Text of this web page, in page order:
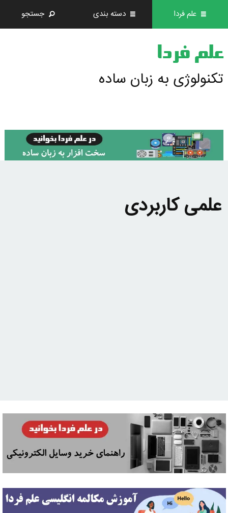
علم فردا دسته بندی جستجو
علم فردا
تکنولوژی به زبان ساده
علمی کاربردی